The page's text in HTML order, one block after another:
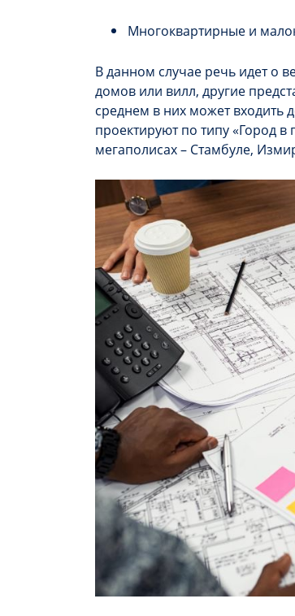
Многоквартирные и
В данном случае речь идет о
домов или вилл, другие
среднем в них может входить
проектируют по типу «Город в
мегаполисах – Стамбуле,